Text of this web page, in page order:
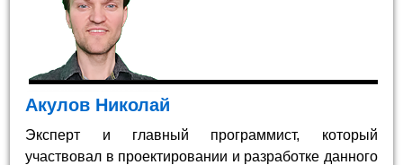
Акулов Николай
Эксперт и главный программист, который
участвовал в проектировании и разработке данного